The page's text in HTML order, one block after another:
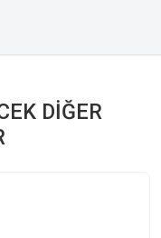
DIĞER